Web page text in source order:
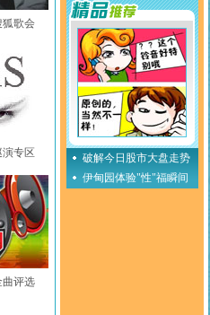
狐歌会
演专区
曲评选
破解今日股市大盘走势
伊甸园体验"性"福瞬间